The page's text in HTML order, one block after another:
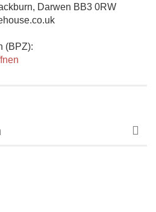
Darwen BB3 0RW
(BPZ):